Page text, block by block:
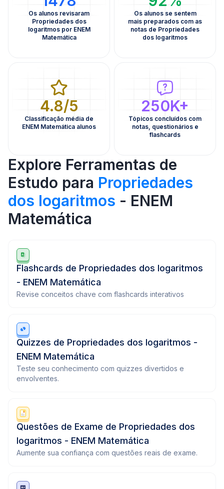
Os alunos revisaram
Propriedades dos
logaritmos por ENEM
Matemática
Os alunos se sentem
mais preparados com as
notas de Propriedades
dos logaritmos
4.8/5
Classificação média de
ENEM Matemática alunos
250K+
Tópicos concluídos com
notas, questionários e
flashcards
Explore Ferramentas de
Estudo para Propriedades
dos logaritmos - ENEM
Matemática
Flashcards de Propriedades dos logaritmos
- ENEM Matemática
Revise conceitos chave com flashcards interativos
Quizzes de Propriedades dos logaritmos -
ENEM Matemática
Teste seu conhecimento com quizzes divertidos e
envolventes.
Questões de Exame de Propriedades dos
logaritmos - ENEM Matemática
Aumente sua confiança com questões reais de exame.